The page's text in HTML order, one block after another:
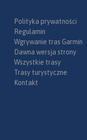
Polityka prywatności
Regulamin
Wgrywanie tras Garmin
Dawna wersja strony
Wszystkie trasy
Trasy turystyczne
Kontakt